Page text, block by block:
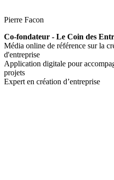
Pierre Facon
Co-fondateur - Le Coin des
Média online de référence sur la
d'entreprise
Application digitale pour
projets
Expert en création d’entreprise